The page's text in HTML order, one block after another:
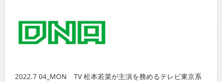
2022.7 04_MON TV 松本若菜が主演を務めるテレビ東京系